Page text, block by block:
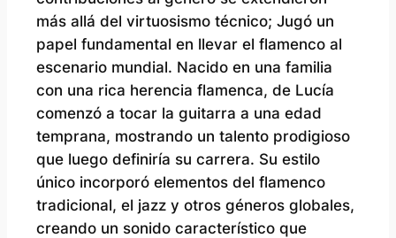
más allá del virtuosismo técnico; Jugó un
papel fundamental en llevar el flamenco al
escenario mundial. Nacido en una familia
con una rica herencia flamenca, de Lucía
comenzó a tocar la guitarra a una edad
temprana, mostrando un talento prodigioso
que luego definiría su carrera. Su estilo
único incorporó elementos del flamenco
tradicional, el jazz y otros géneros globales,
creando un sonido característico que